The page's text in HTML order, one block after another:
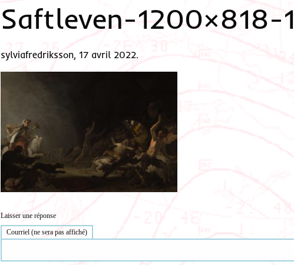
Saftleven-1200×818-1
sylviafredriksson, 17 avril 2022.
Laisser une réponse
Courriel (ne sera pas affiché)